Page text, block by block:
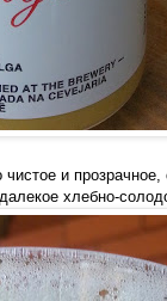
чистое и
хлебно-